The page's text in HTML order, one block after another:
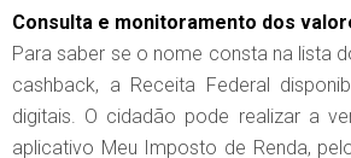
Consulta e monitoramento dos
Para saber se o nome consta na lista
cashback, a Receita Federal
digitais. O cidadão pode realizar a
aplicativo Meu Imposto de Renda,